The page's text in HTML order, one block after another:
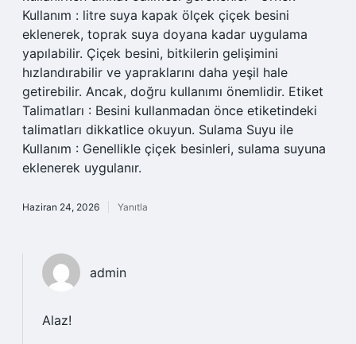
Kullanım : litre suya kapak ölçek çiçek besini
eklenerek, toprak suya doyana kadar uygulama
yapılabilir. Çiçek besini, bitkilerin gelişimini
hızlandırabilir ve yapraklarını daha yeşil hale
getirebilir. Ancak, doğru kullanımı önemlidir. Etiket
Talimatları : Besini kullanmadan önce etiketindeki
talimatları dikkatlice okuyun. Sulama Suyu ile
Kullanım : Genellikle çiçek besinleri, sulama suyuna
eklenerek uygulanır.
Haziran 24, 2026 Yanıtla
admin
Alaz!